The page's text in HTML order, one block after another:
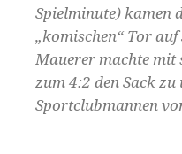
Spielminute) kamen
„komischen“ Tor
Mauerer machte mit
zum 4:2 den Sack zu
Sportclubmannen